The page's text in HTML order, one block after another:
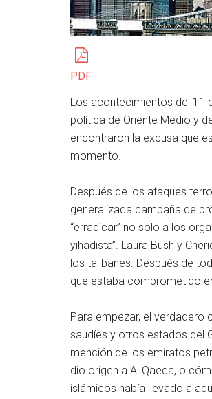
PDF
Los acontecimientos del 11
política de Oriente Medio y
encontraron la excusa que
momento.
Después de los ataques
generalizada campaña de
“erradicar” no solo a los
yihadista”. Laura Bush y
los talibanes. Después de
que estaba comprometido
Para empezar, el verdadero
saudíes y otros estados del
mención de los emiratos
dio origen a Al Qaeda, o
islámicos había llevado a